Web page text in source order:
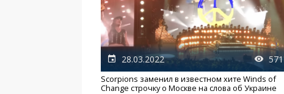
28.03.2022 571
Scorpions заменил в известном хите Winds of
Change строчку о Москве на слова об Украине